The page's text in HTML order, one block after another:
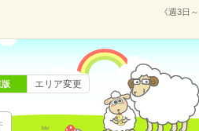
《週3日
版 エリア変更